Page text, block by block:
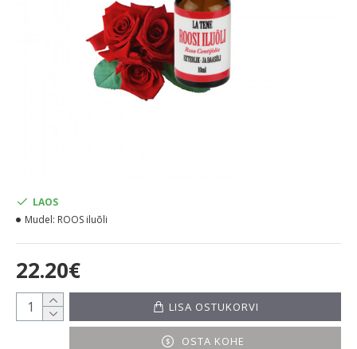
22.20€
LAOS
Mudel: ROOS iluõli
LISA OSTUKORVI
OSTA KOHE